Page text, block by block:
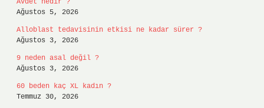
Avdet nedir ?
Ağustos 5, 2026
Alloblast tedavisinin etkisi ne kadar sürer ?
Ağustos 3, 2026
9 neden asal değil ?
Ağustos 3, 2026
60 beden kaç XL kadın ?
Temmuz 30, 2026